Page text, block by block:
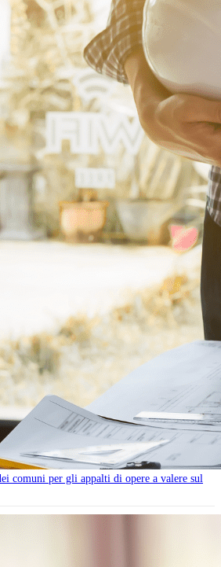
comuni per gli appalti di opere a valere sul